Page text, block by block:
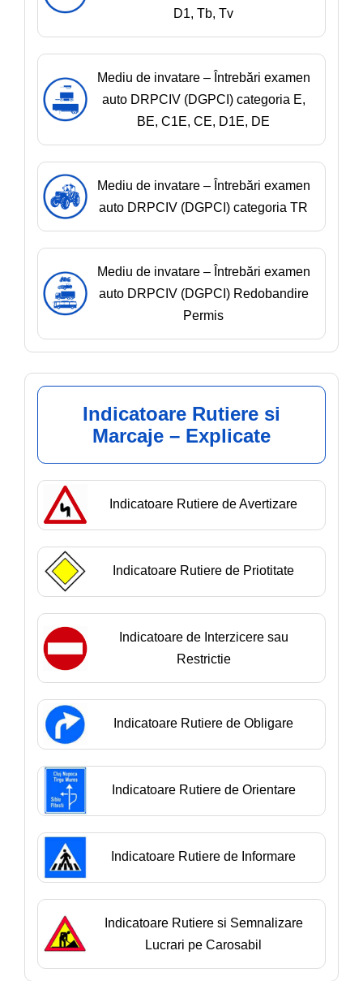
D1, Tb, Tv
Mediu de invatare – Întrebări examen
auto DRPCIV (DGPCI) categoria E,
BE, C1E, CE, D1E, DE
Mediu de invatare – Întrebări examen
auto DRPCIV (DGPCI) categoria TR
Mediu de invatare – Întrebări examen
auto DRPCIV (DGPCI) Redobandire
Permis
Indicatoare Rutiere si
Marcaje – Explicate
Indicatoare Rutiere de Avertizare
Indicatoare Rutiere de Priotitate
Indicatoare de Interzicere sau
Restrictie
Indicatoare Rutiere de Obligare
Indicatoare Rutiere de Orientare
Indicatoare Rutiere de Informare
Indicatoare Rutiere si Semnalizare
Lucrari pe Carosabil